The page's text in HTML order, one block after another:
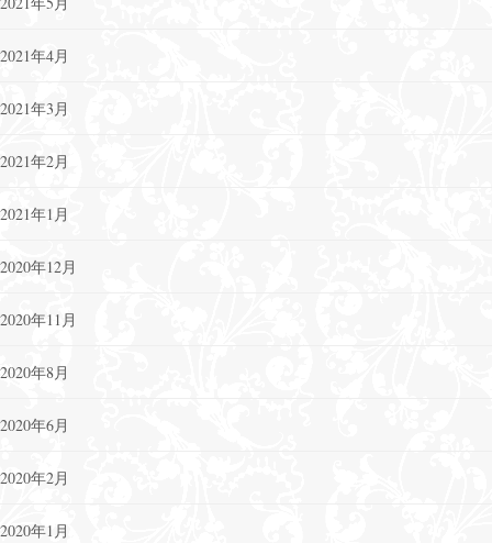
2021年4月
2021年3月
2021年2月
2021年1月
2020年12月
2020年11月
2020年8月
2020年6月
2020年2月
2020年1月